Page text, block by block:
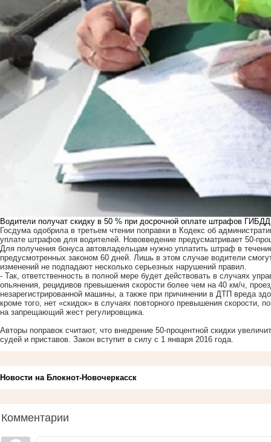
Водители получат скидку в 50 % при досрочной оплате штрафов ГИБДД
Госдума одобрила в третьем чтении поправки в Кодекс об
уплате штрафов для водителей. Нововведение предусматривает 50-
Для получения бонуса автовладельцам нужно уплатить штраф в
предусмотренных законом 60 дней. Лишь в этом случае водители
изменений не подпадают несколько серьезных нарушений правил.
- Так, ответственность в полной мере будет действовать в случаях
опьянения, рецидивов превышения скорости более чем на 40 км/ч,
незарегистрированной машины, а также при причинении в ДТП вреда
кроме того, нет «скидок» в случаях повторного превышения скорости,
на запрещающий жест регулировщика.
Авторы поправок считают, что внедрение 50-процентной скидки
судей и приставов. Закон вступит в силу с 1 января 2016 года.
Новости на Блoкнoт-Новочеркасск
Комментарии